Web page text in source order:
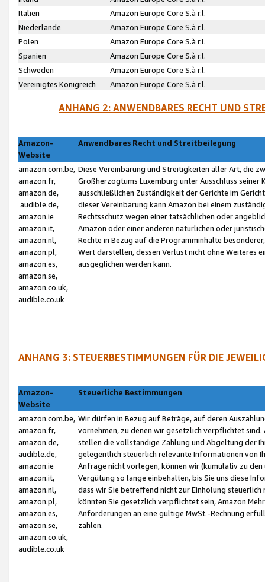
Italien
Amazon Europe Core S.à r.l.
Niederlande
Amazon Europe Core S.à r.l.
Polen
Amazon Europe Core S.à r.l.
Spanien
Amazon Europe Core S.à r.l.
Schweden
Amazon Europe Core S.à r.l.
Vereinigtes Königreich
Amazon Europe Core S.à r.l.
ANHANG 2: ANWENDBARES RECHT UND
Amazon-
Website
Anwendbares Recht und Streitbeilegung
amazon.com.be,
amazon.fr,
amazon.de,
audible.de,
amazon.ie
amazon.it,
amazon.nl,
amazon.pl,
amazon.es,
amazon.se,
amazon.co.uk,
audible.co.uk
Diese Vereinbarung und Streitigkeiten aller Art, die
Großherzogtums Luxemburg unter Ausschluss
ausschließlichen Zuständigkeit der Gerichte im
dieser Vereinbarung kann Amazon bei einem
Rechtsschutz wegen einer tatsächlichen oder
Amazon oder einer anderen natürlichen oder
Rechte in Bezug auf die Programminhalte
Wert darstellen, dessen Verlust nicht ohne Weiteres
ausgeglichen werden kann.
ANHANG 3: STEUERBESTIMMUNGEN FÜR DIE
Amazon-
Website
Steuerliche Bestimmungen
amazon.com.be,
amazon.fr,
amazon.de,
audible.de,
amazon.ie
amazon.it,
amazon.nl,
amazon.pl,
amazon.es,
amazon.se,
amazon.co.uk,
audible.co.uk
Wir dürfen in Bezug auf Beträge, auf deren
vornehmen, zu denen wir gesetzlich verpflichtet
stellen die vollständige Zahlung und Abgeltung der
gelegentlich steuerlich relevante Informationen von
Anfrage nicht vorlegen, können wir (kumulativ zu
Vergütung so lange einbehalten, bis Sie uns diese
dass wir Sie betreffend nicht zur Einholung
könnten Sie gesetzlich verpflichtet sein, Amazon
Anforderungen an eine gültige MwSt.-Rechnung
zahlen.